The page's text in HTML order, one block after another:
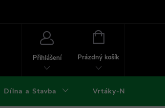
Přihlášení
NÁKUPNÍ
Prázdný košík
Dílna a Stavba Vrtáky-Nástroje